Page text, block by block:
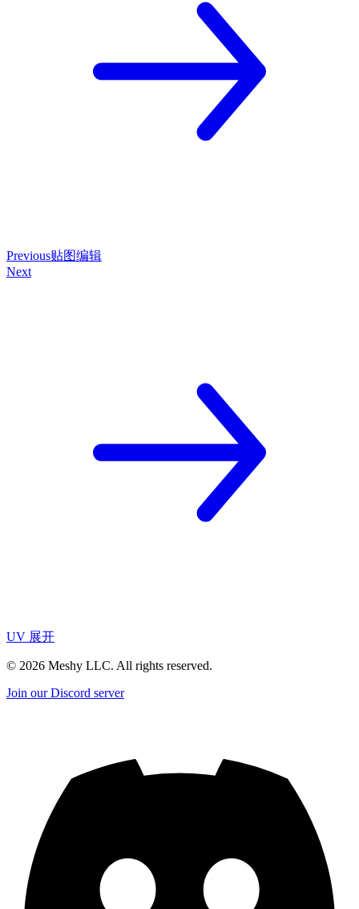
Previous贴图编辑
Next
UV 展开
© 2026 Meshy LLC. All rights reserved.
Join our Discord server